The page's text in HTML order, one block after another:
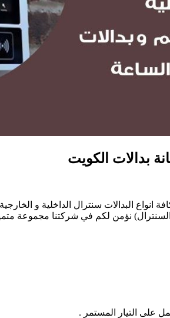
انواع البدالات سنترال الداخلية و
نؤمن لكم في شركتنا مجموعة
على التيار المستمر .